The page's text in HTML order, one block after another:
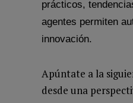
prácticos,
agentes permiten
innovación.
Apúntate a la
desde una